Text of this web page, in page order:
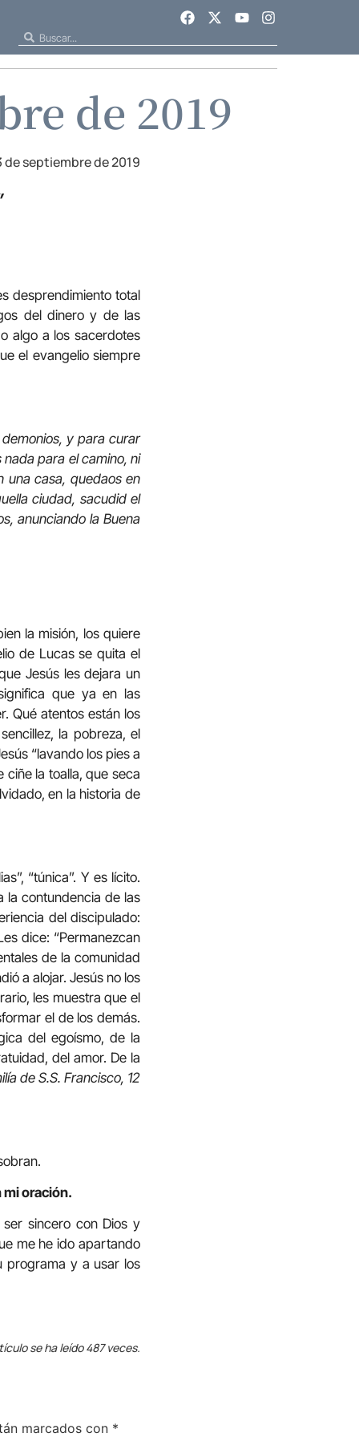
de 2019
de septiembre de 2019
desprendimiento total
del dinero y de las
algo a los sacerdotes
el evangelio siempre
y para curar
para el camino, ni
una casa, quedaos en
ciudad, sacudid el
anunciando la Buena
la misión, los quiere
de Lucas se quita el
Jesús les dejara un
que ya en las
Qué atentos están los
la pobreza, el
“lavando los pies a
ciñe la toalla, que seca
en la historia de
“túnica”. Y es lícito.
la contundencia de las
del discipulado:
dice: “Permanezcan
de la comunidad
a alojar. Jesús no los
les muestra que el
el de los demás.
del egoísmo, de la
del amor. De la
de S.S. Francisco, 12
mi oración.
sincero con Dios y
me he ido apartando
programa y a usar los
se ha leído 487 veces.
marcados con *